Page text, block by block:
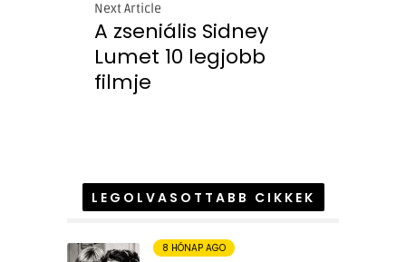
Next Article
A zseniális Sidney
Lumet 10 legjobb
filmje
LEGOLVASOTTABB CIKKEK
8 HÓNAP AGO